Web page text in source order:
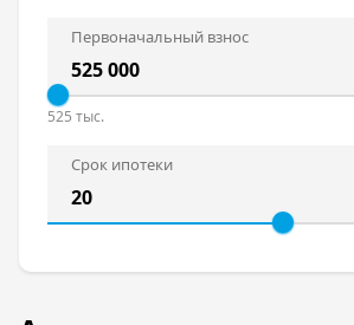
Первоначальный взнос
525 тыс.
Срок ипотеки